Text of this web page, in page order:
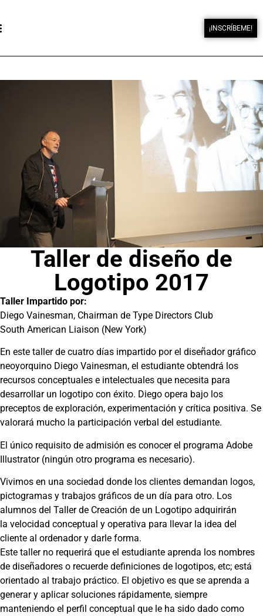
¡INSCRÍBEME!
Taller de diseño de
Logotipo 2017
Taller Impartido por:
Diego Vainesman, Chairman de Type Directors Club
South American Liaison (New York)
En este taller de cuatro días impartido por el diseñador gráfico
neoyorquino Diego Vainesman, el estudiante obtendrá los
recursos conceptuales e intelectuales que necesita para
desarrollar un logotipo con éxito. Diego opera bajo los
preceptos de exploración, experimentación y crítica positiva. Se
valorará mucho la participación verbal del estudiante.
El único requisito de admisión es conocer el programa Adobe
Illustrator (ningún otro programa es necesario).
Vivimos en una sociedad donde los clientes demandan logos,
pictogramas y trabajos gráficos de un día para otro. Los
alumnos del Taller de Creación de un Logotipo adquirirán
la velocidad conceptual y operativa para llevar la idea del
cliente al ordenador y darle forma.
Este taller no requerirá que el estudiante aprenda los nombres
de diseñadores o recuerde definiciones de logotipos, etc; está
orientado al trabajo práctico. El objetivo es que se aprenda a
generar y aplicar soluciones rápidamente, siempre
manteniendo el perfil conceptual que le ha sido dado como